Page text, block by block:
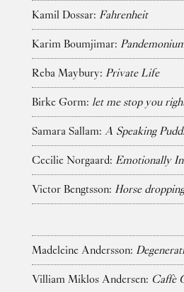
Kamil Dossar: Fahrenheit
Karim Boumjimar:
Reba Maybury: Private Life
Birke Gorm: let me stop you
Samara Sallam: A Speaking
Cecilie Norgaard: Emotionally
Victor Bengtsson: Horse
Madeleine Andersson:
Villiam Miklos Andersen: Caffè